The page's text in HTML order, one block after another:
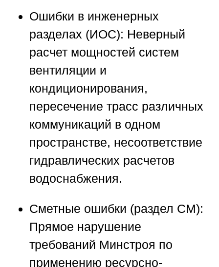
Ошибки в инженерных
разделах (ИОС): Неверный
расчет мощностей систем
вентиляции и
кондиционирования,
пересечение трасс различных
коммуникаций в одном
пространстве, несоответствие
гидравлических расчетов
водоснабжения.
Сметные ошибки (раздел СМ):
Прямое нарушение
требований Минстроя по
применению ресурсно-